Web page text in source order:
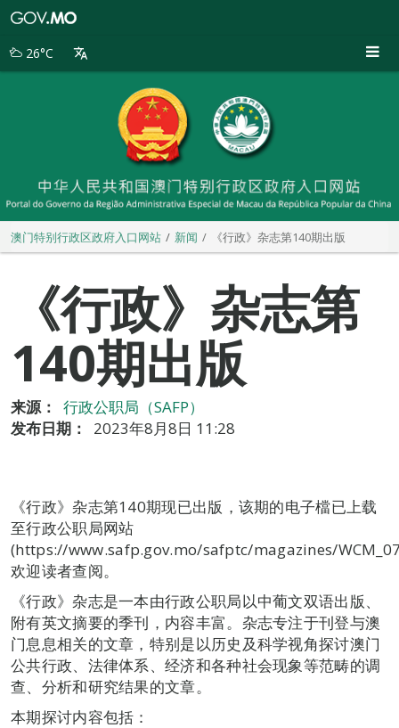
别
26°C
澳门特别行政区政府入口网站 新闻 《行政》杂志第140期出版
《行政》杂志第
140期出版
来源：
行政公职局（SAFP）
发布日期：
2023年8月8日 11:28
《行政》杂志第140期现已出版，该期的电子檔已上载
至行政公职局网站
(https://www.safp.gov.mo/safptc/magazines/
欢迎读者查阅。
《行政》杂志是一本由行政公职局以中葡文双语出版、
附有英文摘要的季刊，内容丰富。杂志专注于刊登与澳
门息息相关的文章，特别是以历史及科学视角探讨澳门
公共行政、法律体系、经济和各种社会现象等范畴的调
查、分析和研究结果的文章。
本期探讨内容包括：